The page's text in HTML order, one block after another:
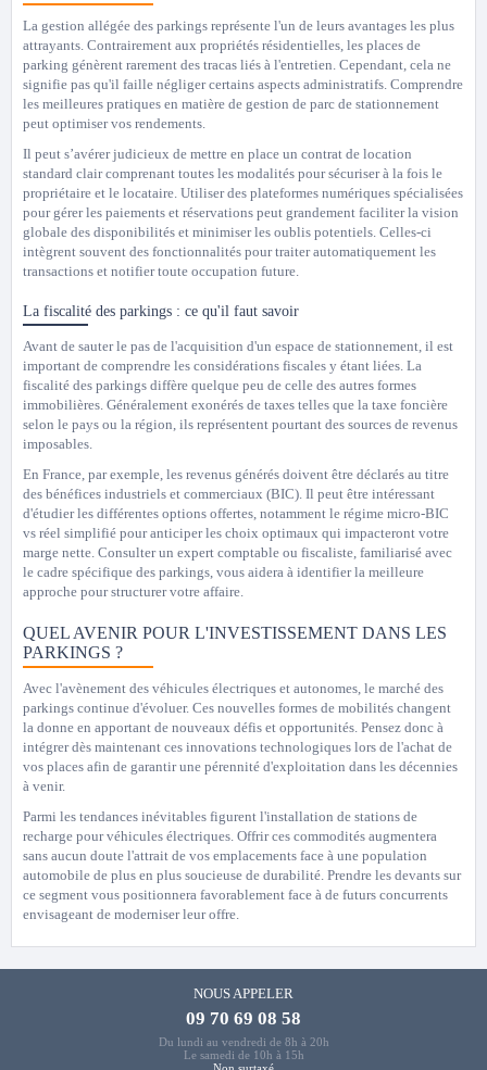
La gestion allégée des parkings représente l'un de leurs avantages les plus
attrayants. Contrairement aux propriétés résidentielles, les places de
parking génèrent rarement des tracas liés à l'entretien. Cependant, cela ne
signifie pas qu'il faille négliger certains aspects administratifs. Comprendre
les meilleures pratiques en matière de gestion de parc de stationnement
peut optimiser vos rendements.
Il peut s’avérer judicieux de mettre en place un contrat de location
standard clair comprenant toutes les modalités pour sécuriser à la fois le
propriétaire et le locataire. Utiliser des plateformes numériques spécialisées
pour gérer les paiements et réservations peut grandement faciliter la vision
globale des disponibilités et minimiser les oublis potentiels. Celles-ci
intègrent souvent des fonctionnalités pour traiter automatiquement les
transactions et notifier toute occupation future.
La fiscalité des parkings : ce qu'il faut savoir
Avant de sauter le pas de l'acquisition d'un espace de stationnement, il est
important de comprendre les considérations fiscales y étant liées. La
fiscalité des parkings diffère quelque peu de celle des autres formes
immobilières. Généralement exonérés de taxes telles que la taxe foncière
selon le pays ou la région, ils représentent pourtant des sources de revenus
imposables.
En France, par exemple, les revenus générés doivent être déclarés au titre
des bénéfices industriels et commerciaux (BIC). Il peut être intéressant
d'étudier les différentes options offertes, notamment le régime micro-BIC
vs réel simplifié pour anticiper les choix optimaux qui impacteront votre
marge nette. Consulter un expert comptable ou fiscaliste, familiarisé avec
le cadre spécifique des parkings, vous aidera à identifier la meilleure
approche pour structurer votre affaire.
QUEL AVENIR POUR L'INVESTISSEMENT DANS LES
PARKINGS ?
Avec l'avènement des véhicules électriques et autonomes, le marché des
parkings continue d'évoluer. Ces nouvelles formes de mobilités changent
la donne en apportant de nouveaux défis et opportunités. Pensez donc à
intégrer dès maintenant ces innovations technologiques lors de l'achat de
vos places afin de garantir une pérennité d'exploitation dans les décennies
à venir.
Parmi les tendances inévitables figurent l'installation de stations de
recharge pour véhicules électriques. Offrir ces commodités augmentera
sans aucun doute l'attrait de vos emplacements face à une population
automobile de plus en plus soucieuse de durabilité. Prendre les devants sur
ce segment vous positionnera favorablement face à de futurs concurrents
envisageant de moderniser leur offre.
NOUS APPELER
09 70 69 08 58
Du lundi au vendredi de 8h à 20h
Le samedi de 10h à 15h